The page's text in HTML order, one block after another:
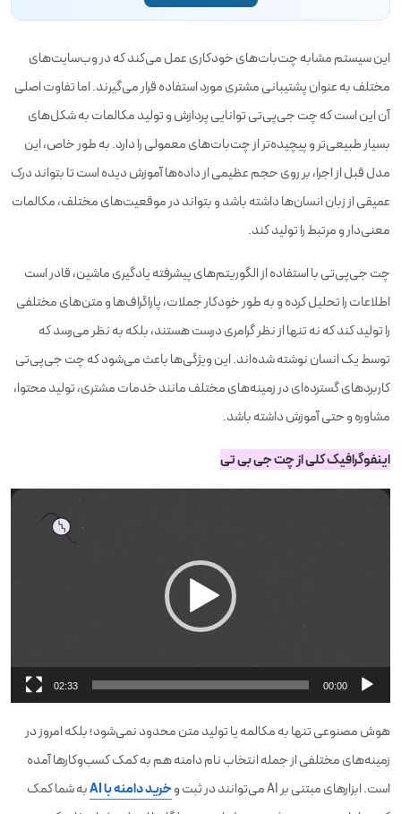
این سیستم مشابه چت‌بات‌های خودکاری عمل می‌کند که در وب‌سایت‌های
مختلف به عنوان پشتیبانی مشتری مورد استفاده قرار می‌گیرند. اما تفاوت اصلی
آن این است که چت جی‌پی‌تی توانایی پردازش و تولید مکالمات به شکل‌های
بسیار طبیعی‌تر و پیچیده‌تر از چت‌بات‌های معمولی را دارد. به طور خاص، این
مدل قبل از اجرا، بر روی حجم عظیمی از داده‌ها آموزش دیده است تا بتواند درک
عمیقی از زبان انسان‌ها داشته باشد و بتواند در موقعیت‌های مختلف، مکالمات
معنی‌دار و مرتبط را تولید کند.
چت جی‌پی‌تی با استفاده از الگوریتم‌های پیشرفته یادگیری ماشین، قادر است
اطلاعات را تحلیل کرده و به طور خودکار جملات، پاراگراف‌ها و متن‌های مختلفی
را تولید کند که نه تنها از نظر گرامری درست هستند، بلکه به نظر می‌رسد که
توسط یک انسان نوشته شده‌اند. این ویژگی‌ها باعث می‌شود که چت جی‌پی‌تی
کاربردهای گسترده‌ای در زمینه‌های مختلف مانند خدمات مشتری، تولید محتوا،
مشاوره و حتی آموزش داشته باشد.
اینفوگرافیک کلی از چت جی بی تی
نمایشگر
00:00
02:33
هوش مصنوعی تنها به مکالمه یا تولید متن محدود نمی‌شود؛ بلکه امروز در
زمینه‌های مختلفی از جمله انتخاب نام دامنه هم به کمک کسب‌وکارها آمده
است. ابزارهای مبتنی بر AI می‌توانند در ثبت و
خرید دامنه با AI
به شما کمک